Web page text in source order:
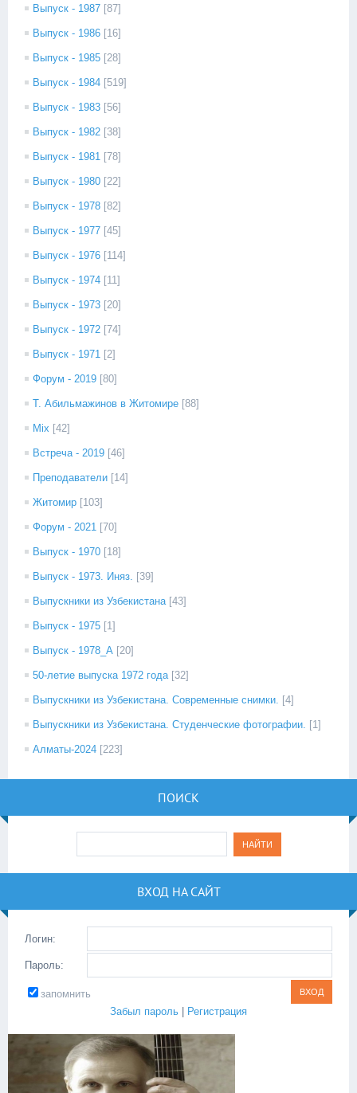
Выпуск - 1987 [87]
Выпуск - 1986 [16]
Выпуск - 1985 [28]
Выпуск - 1984 [519]
Выпуск - 1983 [56]
Выпуск - 1982 [38]
Выпуск - 1981 [78]
Выпуск - 1980 [22]
Выпуск - 1978 [82]
Выпуск - 1977 [45]
Выпуск - 1976 [114]
Выпуск - 1974 [11]
Выпуск - 1973 [20]
Выпуск - 1972 [74]
Выпуск - 1971 [2]
Форум - 2019 [80]
Т. Абильмажинов в Житомире [88]
Mix [42]
Встреча - 2019 [46]
Преподаватели [14]
Житомир [103]
Форум - 2021 [70]
Выпуск - 1970 [18]
Выпуск - 1973. Иняз. [39]
Выпускники из Узбекистана [43]
Выпуск - 1975 [1]
Выпуск - 1978_А [20]
50-летие выпуска 1972 года [32]
Выпускники из Узбекистана. Современные снимки. [4]
Выпускники из Узбекистана. Студенческие фотографии. [1]
Алматы-2024 [223]
ПОИСК
ВХОД НА САЙТ
Логин:
Пароль:
запомнить
Забыл пароль
Регистрация